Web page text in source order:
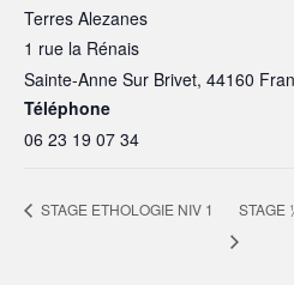
Terres Alezanes
1 rue la Rénais
Sainte-Anne Sur Brivet, 44160
Téléphone
06 23 19 07 34
STAGE ETHOLOGIE NIV 1 STAGE